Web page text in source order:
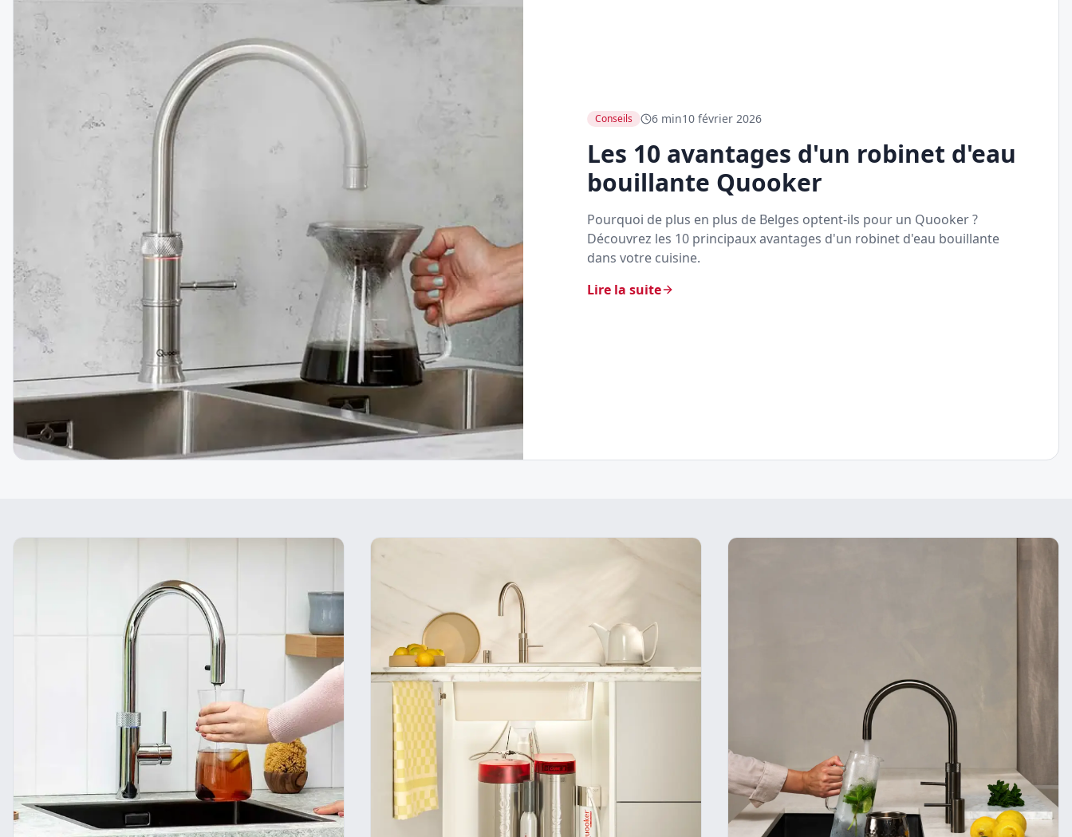
Conseils 6 min10 février 2026
Les 10 avantages d'un robinet d'eau
bouillante Quooker
Pourquoi de plus en plus de Belges optent-ils pour un Quooker ?
Découvrez les 10 principaux avantages d'un robinet d'eau bouillante
dans votre cuisine.
Lire la suite